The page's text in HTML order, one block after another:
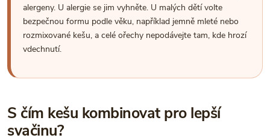
alergeny. U alergie se jim vyhněte. U malých dětí volte
bezpečnou formu podle věku, například jemně mleté nebo
rozmixované kešu, a celé ořechy nepodávejte tam, kde hrozí
vdechnutí.
S čím kešu kombinovat pro lepší
svačinu?